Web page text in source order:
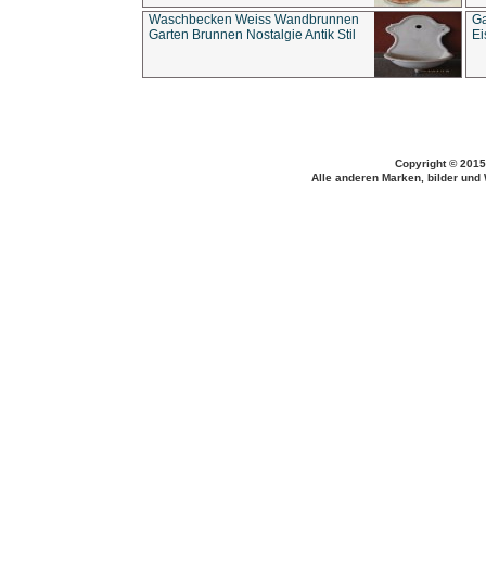
Waschbecken Weiss Wandbrunnen
Garten Brunnen Nostalgie Antik Stil
Copyright ©
Alle anderen Marken, bilder und